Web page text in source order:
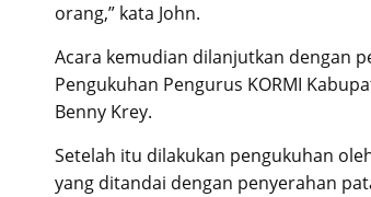
orang,” kata John.
Acara kemudian dilanjutkan dengan
Pengukuhan Pengurus KORMI
Benny Krey.
Setelah itu dilakukan pengukuhan
yang ditandai dengan penyerahan